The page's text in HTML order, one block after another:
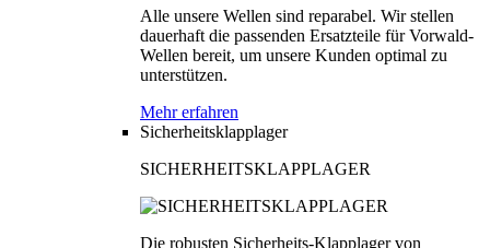
Alle unsere Wellen sind reparabel. Wir stellen
dauerhaft die passenden Ersatzteile für Vorwald-
Wellen bereit, um unsere Kunden optimal zu
unterstützen.
Mehr erfahren
Sicherheitsklapplager
SICHERHEITSKLAPPLAGER
Die robusten Sicherheits-Klapplager von